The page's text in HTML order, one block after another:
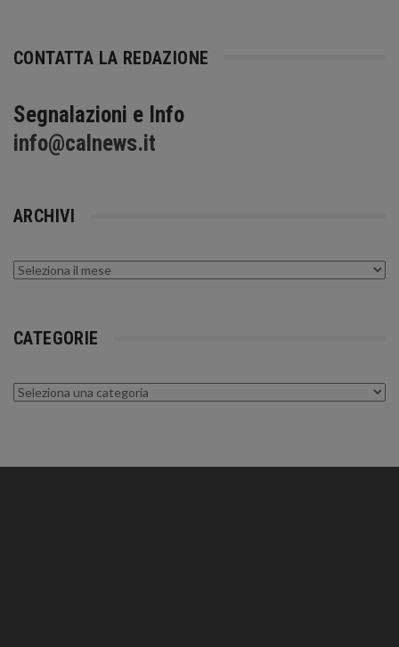
CONTATTA LA REDAZIONE
Segnalazioni e Info
info@calnews.it
ARCHIVI
Archivi
CATEGORIE
Categorie